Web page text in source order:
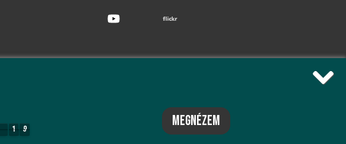
flickr
11 9
7
9
megnézem